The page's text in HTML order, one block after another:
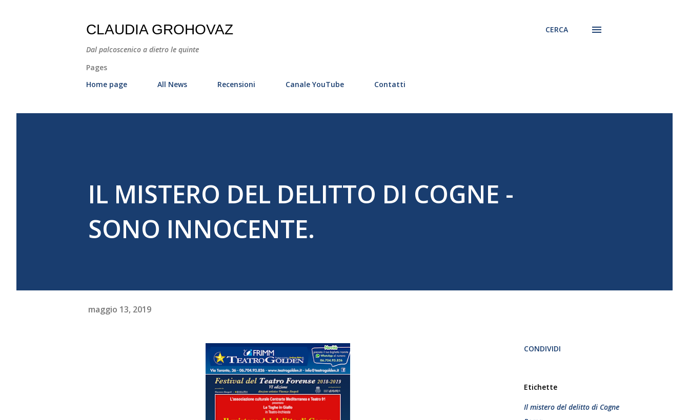
CLAUDIA GROHOVAZ
Dal palcoscenico a dietro le quinte
CERCA
Pages
Home page
All News Recensioni Canale YouTube Contatti
IL MISTERO DEL DELITTO DI COGNE -
SONO INNOCENTE.
maggio 13, 2019
CONDIVIDI
Etichette
Il mistero del delitto di Cogne